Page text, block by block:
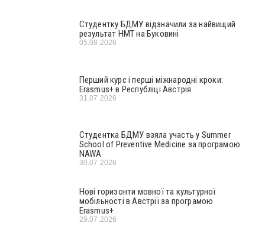
Студентку БДМУ відзначили за найвищий
результат НМТ на Буковині
05.08.2026
Перший курс і перші міжнародні кроки:
Erasmus+ в Республіці Австрія
31.07.2026
Студентка БДМУ взяла участь у Summer
School of Preventive Medicine за програмою
NAWA
30.07.2026
Нові горизонти мовної та культурної
мобільності в Австрії за програмою
Erasmus+
29.07.2026